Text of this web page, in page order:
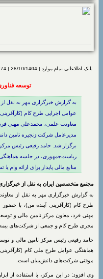
بانک اطلاعاتی تمام موارد | 28/10/1404 | 274 بار مشاهده | درج شده توسط
توسعه
به گزارش خبرگزاری مهر به نقل
عوامل اجرایی طرح کام
معاونت علمی، محمدعلی مهنی
مدیرعامل شرکت زنجیره تامین
برگزار شد. حامد رفیعی رئیس
ریاست‌جمهوری، در جلسه هماهنگی
منابع مالی پایدار برای ارائه
مجتمع متخصصین ایران به نقل از
به گزارش خبرگزاری مهر به نقل از
طرح کام (کارآفرینی آینده من)، با
مهنی فرد، معاون مرکز تامین مالی و
مجری طرح کام و جمعی از شرکت‌های
حامد رفیعی رئیس مرکز تامین مالی و
هماهنگی عوامل طرح ملی کام (کارآفرینی
موقتی شرکت‌های دانش‌بنیان است.
وی افزود: در این مرکز، با استفاده از